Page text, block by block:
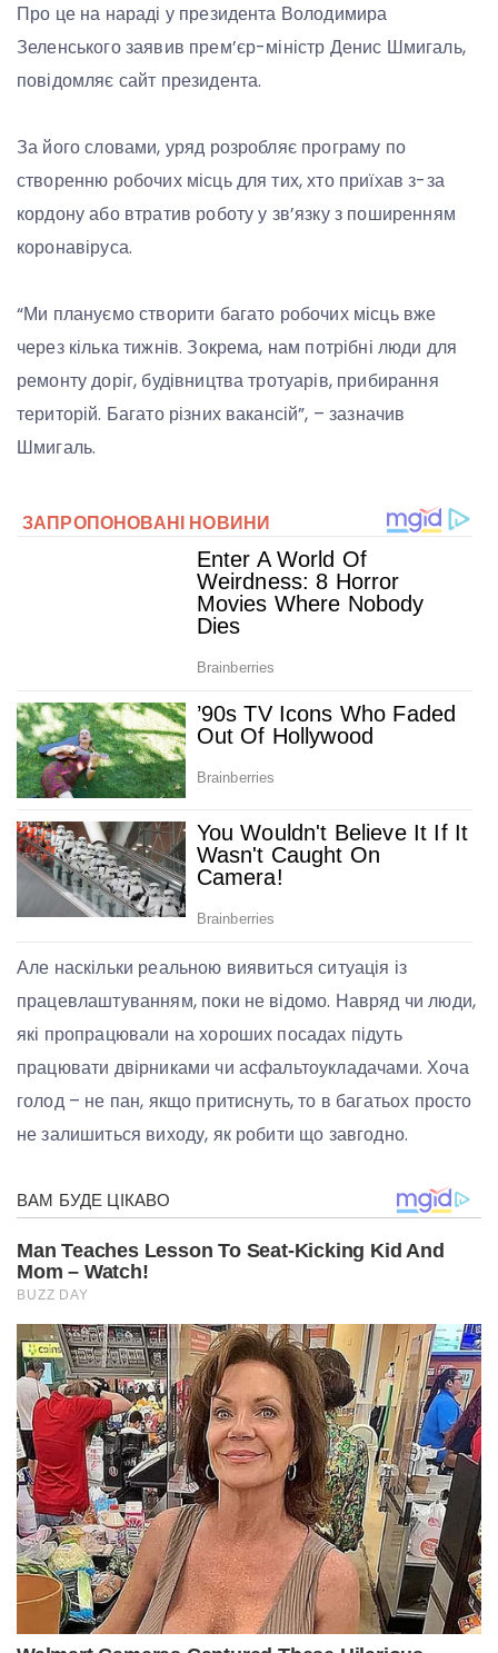
Про це на нараді у президента Володимира
Зеленського заявив прем’єр-міністр Денис Шмигаль,
повідомляє сайт президента.
За його словами, уряд розробляє програму по
створенню робочих місць для тих, хто приїхав з-за
кордону або втратив роботу у зв’язку з поширенням
коронавіруса.
“Ми плануємо створити багато робочих місць вже
через кілька тижнів. Зокрема, нам потрібні люди для
ремонту доріг, будівництва тротуарів, прибирання
територій. Багато різних вакансій”, – зазначив
Шмигаль.
Але наскільки реальною виявиться ситуація із
працевлаштуванням, поки не відомо. Навряд чи люди,
які пропрацювали на хороших посадах підуть
працювати двірниками чи асфальтоукладачами. Хоча
голод – не пан, якщо притиснуть, то в багатьох просто
не залишиться виходу, як робити що завгодно.